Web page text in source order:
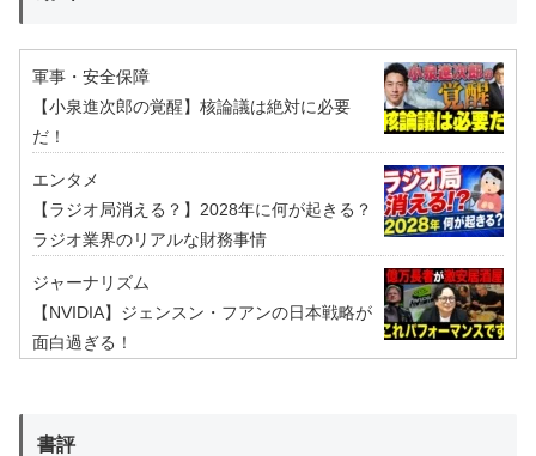
軍事・安全保障
【小泉進次郎の覚醒】核論議は絶対に必要
だ！
エンタメ
【ラジオ局消える？】2028年に何が起きる？
ラジオ業界のリアルな財務事情
ジャーナリズム
【NVIDIA】ジェンスン・フアンの日本戦略が
面白過ぎる！
書評